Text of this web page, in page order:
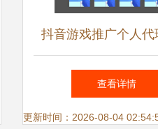
抖音游戏推广个人代
零成本高回报的新
查看详情
更新时间：2026-08-04